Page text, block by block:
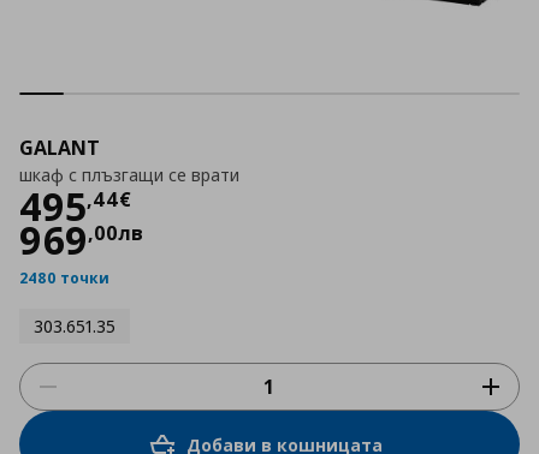
GALANT
шкаф с плъзгащи се врати
495,44€
Цена495,44 €
969,00лв
2480 точки
303.651.35
Добави в кошницата